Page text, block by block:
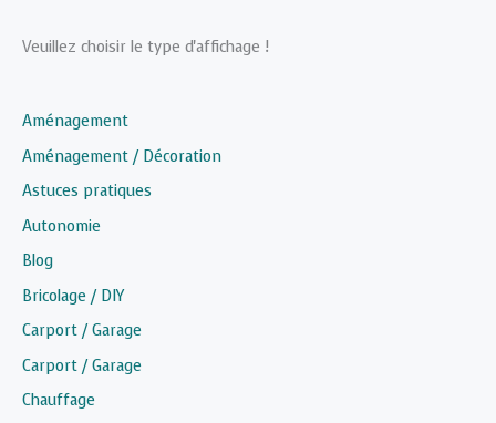
Veuillez choisir le type d'affichage !
Aménagement
Aménagement / Décoration
Astuces pratiques
Autonomie
Blog
Bricolage / DIY
Carport / Garage
Carport / Garage
Chauffage